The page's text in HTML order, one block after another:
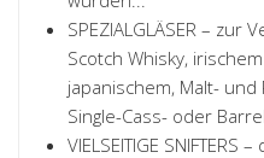
SPEZIALGLÄSER – zur
Scotch Whisky,
japanischem, Malt- und
Single-Cass- oder
VIELSEITIGE